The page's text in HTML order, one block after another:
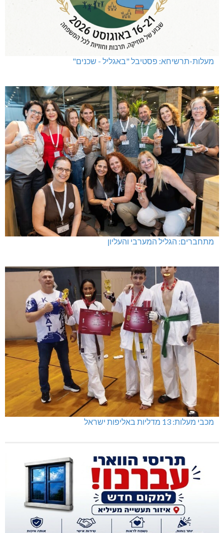
מעלות-תרשיחא: פסטיבל "באגליל - שכנים"
מתחברים: הגליל המערבי והעליון
מכבי מעלות: 13 מדליות באליפות ישראל